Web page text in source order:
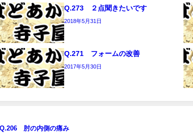
Q.273 ２点聞きたいです
2018年5月31日
Q.271 フォームの改善
2017年5月30日
Q.206 肘の内側の痛み